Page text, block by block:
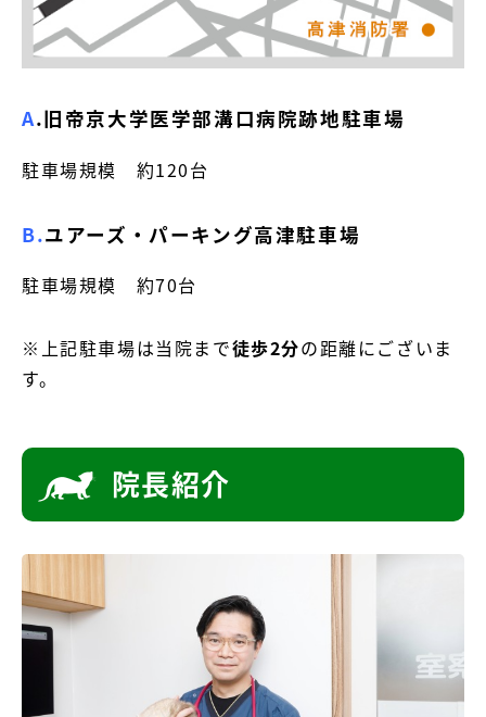
A.旧帝京大学医学部溝口病院跡地駐車場
駐車場規模 約120台
B.ユアーズ・パーキング高津駐車場
駐車場規模 約70台
※上記駐車場は当院まで徒歩2分の距離にございま
す。
院長紹介